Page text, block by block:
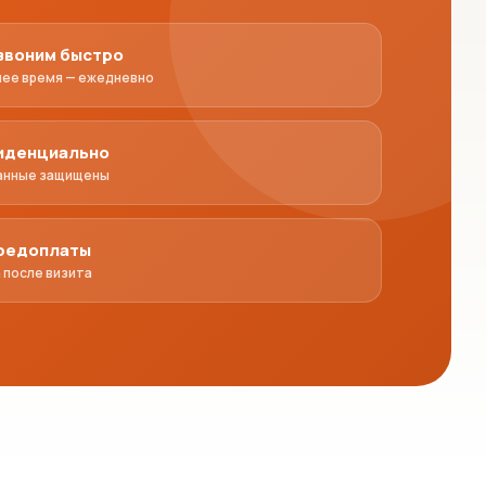
быстро
время — ежедневно
защищены
визита